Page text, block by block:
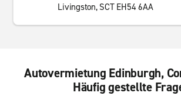
Livingston, SCT EH54 6AA
Autovermietung Edinburgh,
Häufig gestellte